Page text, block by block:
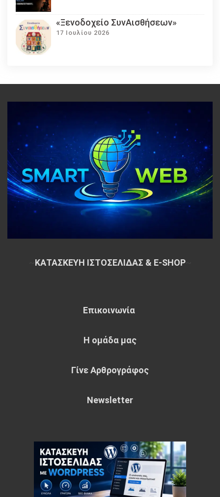
«Ξενοδοχείο ΣυνΑισθήσεων»
17 Ιουλίου 2026
ΚΑΤΑΣΚΕΥΗ ΙΣΤΟΣΕΛΙΔΑΣ & E-SHOP~
Επικοινωνία
Η ομάδα μας
Γίνε Αρθρογράφος
Newsletter